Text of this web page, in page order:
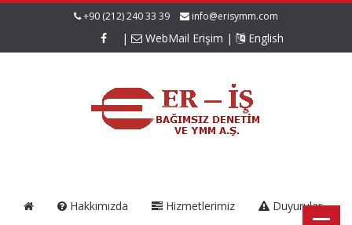
+90 (212) 240 33 39 info@erisymm.com
| WebMail Erişim | English
Hakkımızda Hizmetlerimiz Duyurular